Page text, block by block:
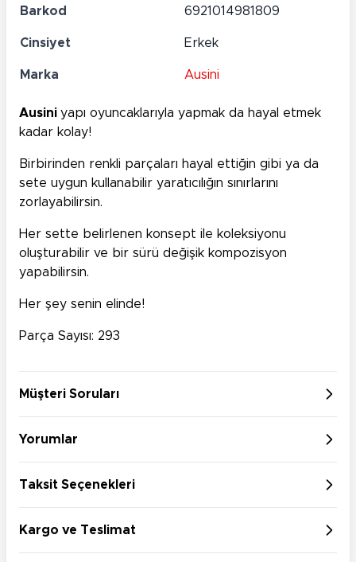
Barkod 6921014981809
Cinsiyet Erkek
Marka Ausini
Ausini yapı oyuncaklarıyla yapmak da hayal etmek
kadar kolay!
Birbirinden renkli parçaları hayal ettiğin gibi ya da
sete uygun kullanabilir yaratıcılığın sınırlarını
zorlayabilirsin.
Her sette belirlenen konsept ile koleksiyonu
oluşturabilir ve bir sürü değişik kompozisyon
yapabilirsin.
Her şey senin elinde!
Parça Sayısı: 293
Müşteri Soruları
Yorumlar
Taksit Seçenekleri
Kargo ve Teslimat